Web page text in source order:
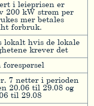
i leieprisen er
200 kW strøm per
mer betales
forbruk.
lokalt hvis de lokale
krever det
forespørsel
7 netter i perioden
20.06 til 29.08 og
til 29.08